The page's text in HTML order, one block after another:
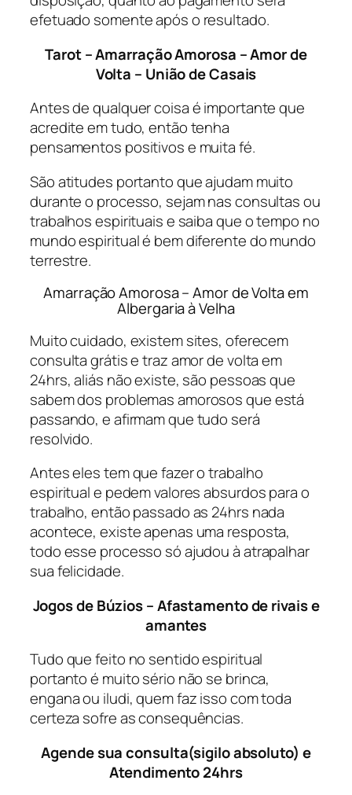
efetuado somente após o resultado.
Tarot – Amarração Amorosa – Amor de
Volta – União de Casais
Antes de qualquer coisa é importante que
acredite em tudo, então tenha
pensamentos positivos e muita fé.
São atitudes portanto que ajudam muito
durante o processo, sejam nas consultas ou
trabalhos espirituais e saiba que o tempo no
mundo espiritual é bem diferente do mundo
terrestre.
Amarração Amorosa – Amor de Volta em
Albergaria à Velha
Muito cuidado, existem sites, oferecem
consulta grátis e traz amor de volta em
24hrs, aliás não existe, são pessoas que
sabem dos problemas amorosos que está
passando, e afirmam que tudo será
resolvido.
Antes eles tem que fazer o trabalho
espiritual e pedem valores absurdos para o
trabalho, então passado as 24hrs nada
acontece, existe apenas uma resposta,
todo esse processo só ajudou à atrapalhar
sua felicidade.
Jogos de Búzios – Afastamento de rivais e
amantes
Tudo que feito no sentido espiritual
portanto é muito sério não se brinca,
engana ou iludi, quem faz isso com toda
certeza sofre as consequências.
Agende sua consulta(sigilo absoluto) e
Atendimento 24hrs